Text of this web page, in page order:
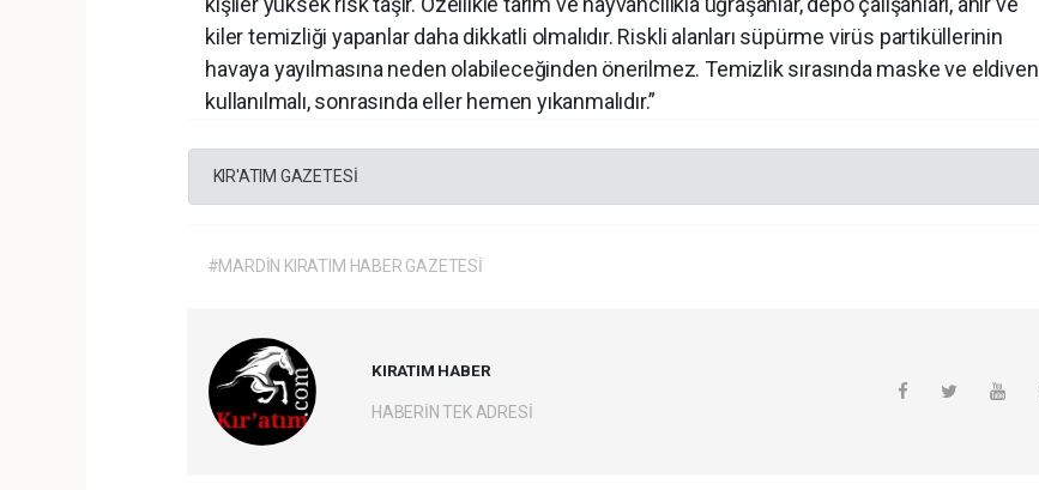
kiler temizliği yapanlar daha dikkatli olmalıdır. Riskli alanları süpürme virüs partiküllerinin
havaya yayılmasına neden olabileceğinden önerilmez. Temizlik sırasında maske ve eldiven
kullanılmalı, sonrasında eller hemen yıkanmalıdır.”
KIR'ATIM GAZETESİ
#MARDİN KIRATIM HABER GAZETESİ
KIRATIM HABER
HABERİN TEK ADRESİ